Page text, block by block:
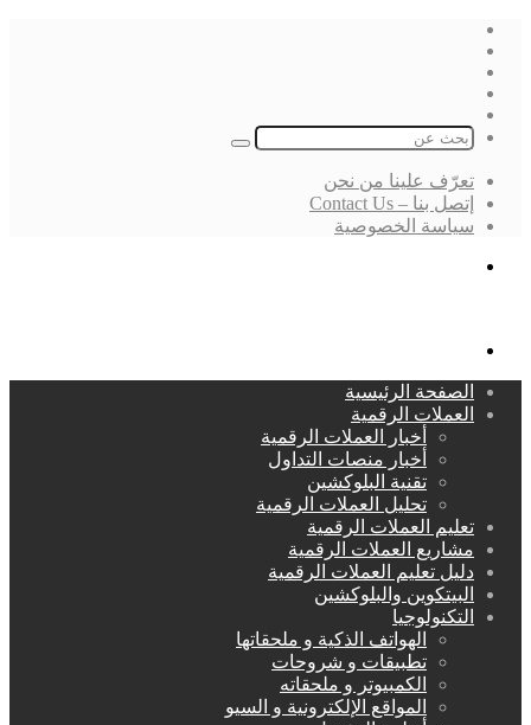
بحث
تعرّف علينا من نحن
إتصل بنا – Contact Us
سياسة الخصوصية
الصفحة الرئيسية
العملات الرقمية
أخبار العملات الرقمية
أخبار منصات التداول
تقنية البلوكشين
تحليل العملات الرقمية
تعليم العملات الرقمية
مشاريع العملات الرقمية
دليل تعليم العملات الرقمية
البيتكوين والبلوكشين
التكنولوجيا
الهواتف الذكية و ملحقاتها
تطبيقات و شروحات
الكمبيوتر و ملحقاته
المواقع الإلكترونية و السيو